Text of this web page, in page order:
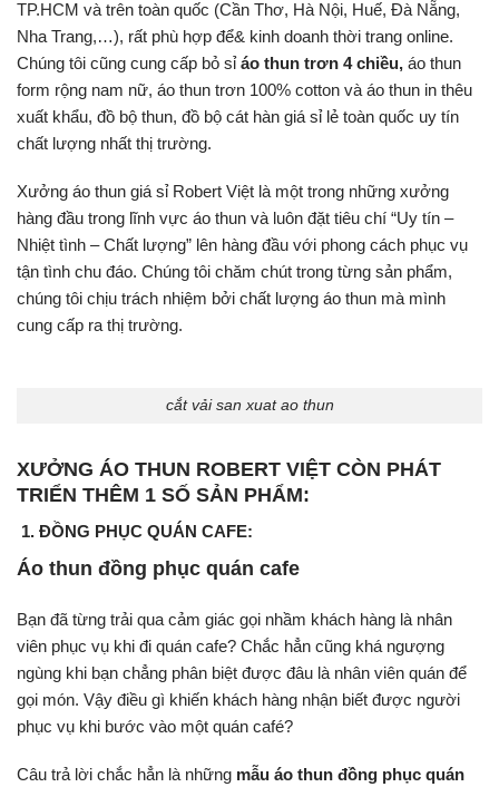
TP.HCM và trên toàn quốc (Cần Thơ, Hà Nội, Huế, Đà Nẵng,
Nha Trang,…), rất phù hợp để& kinh doanh thời trang online.
Chúng tôi cũng cung cấp bỏ sỉáo thun trơn 4 chiều, áo thun
form rộng nam nữ, áo thun trơn 100% cotton và áo thun in thêu
xuất khẩu, đồ bộ thun, đồ bộ cát hàn giá sỉ lẻ toàn quốc uy tín
chất lượng nhất thị trường.
Xưởng áo thun giá sỉ Robert Việt là một trong những xưởng
hàng đầu trong lĩnh vực áo thun và luôn đặt tiêu chí “Uy tín –
Nhiệt tình – Chất lượng” lên hàng đầu với phong cách phục vụ
tận tình chu đáo. Chúng tôi chăm chút trong từng sản phẩm,
chúng tôi chịu trách nhiệm bởi chất lượng áo thun mà mình
cung cấp ra thị trường.
cắt vải san xuat ao thun
XƯỞNG ÁO THUN ROBERT VIỆT CÒN PHÁT
TRIỂN THÊM 1 SỐ SẢN PHẨM:
1. ĐỒNG PHỤC QUÁN CAFE:
Áo thun đồng phục quán cafe
Bạn đã từng trải qua cảm giác gọi nhầm khách hàng là nhân
viên phục vụ khi đi quán cafe? Chắc hẳn cũng khá ngượng
ngùng khi bạn chẳng phân biệt được đâu là nhân viên quán để
gọi món. Vậy điều gì khiến khách hàng nhận biết được người
phục vụ khi bước vào một quán café?
Câu trả lời chắc hẳn là những mẫu áo thun đồng phục quán